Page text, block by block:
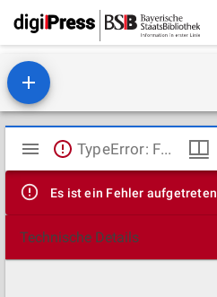
Mirador
Viewer
TypeError: Failed to fetch
Es ist ein Fehler aufgetreten
Technische Details